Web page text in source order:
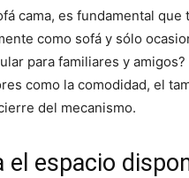
cama, es fundamental
como sofá y sólo
para familiares y
como la comodidad, el
del mecanismo.
el espacio